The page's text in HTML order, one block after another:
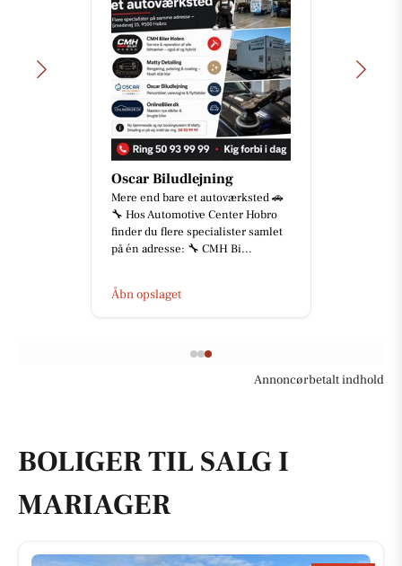
Oscar Biludlejning
Mere end bare et autoværksted 🚗
🔧 Hos Automotive Center Hobro
finder du flere specialister samlet
på én adresse: 🔧 CMH Bi...
Åbn opslaget
Annoncørbetalt indhold
BOLIGER TIL SALG I
MARIAGER